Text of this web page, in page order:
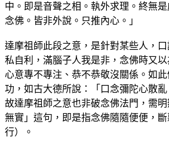
中。即是音聲之相。執外求理。終無
念佛。皆非外說。只推內心。」
達摩祖師此段之意，是針對某些人，
私自利，滿腦子人我是非，念佛時又以
心意專不專注、恭不恭敬沒關係。如
功，如古大德所說：「口念彌陀心散亂
故達摩祖師之意也非破念佛法門，需
無實」這句，即是指念佛隨隨便便，
行）。